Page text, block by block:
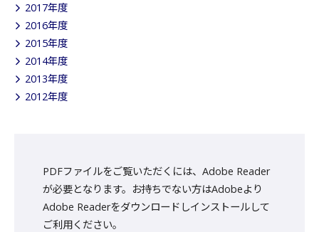
2017年度
2016年度
2015年度
2014年度
2013年度
2012年度
PDFファイルをご覧いただくには、Adobe Reader
が必要となります。お持ちでない方はAdobeより
Adobe Readerをダウンロードしインストールして
ご利用ください。